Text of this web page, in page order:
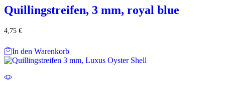
Quillingstreifen, 3 mm, royal blue
4,75 €
In den Warenkorb